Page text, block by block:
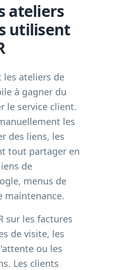
ateliers
utilisent
les ateliers de
à gagner du
le service client.
les
des liens, les
tout partager en
de
menus de
maintenance.
sur les factures
de visite, les
ou les
Les clients